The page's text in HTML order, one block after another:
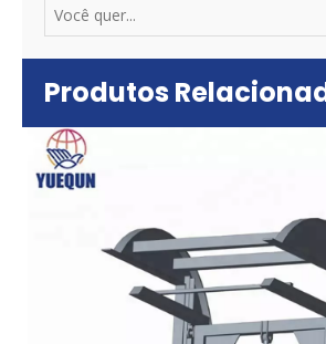
Produtos